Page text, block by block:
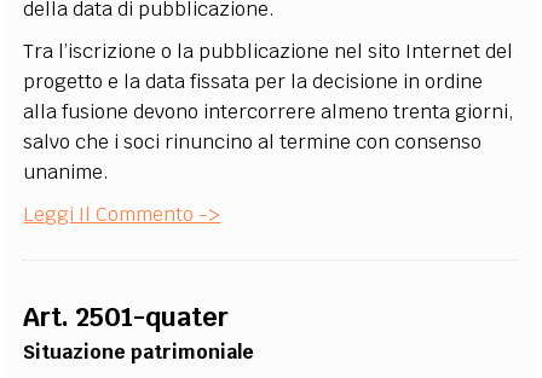
della data di pubblicazione.
Tra l’iscrizione o la pubblicazione nel sito Internet del
progetto e la data fissata per la decisione in ordine
alla fusione devono intercorrere almeno trenta giorni,
salvo che i soci rinuncino al termine con consenso
unanime.
Leggi Il Commento ->
Art. 2501-quater
Situazione patrimoniale